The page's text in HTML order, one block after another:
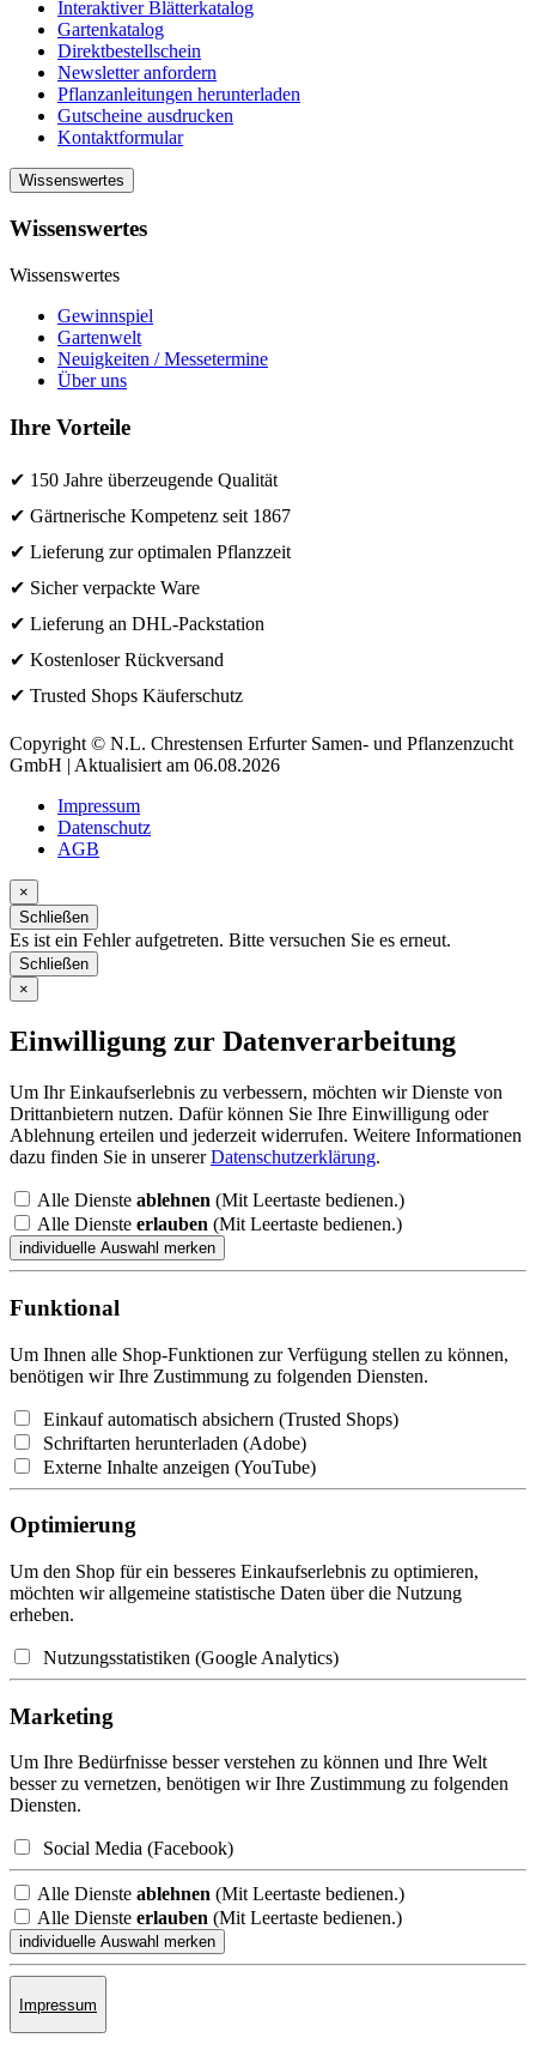
Interaktiver Blätterkatalog
Gartenkatalog
Direktbestellschein
Newsletter anfordern
Pflanzanleitungen herunterladen
Gutscheine ausdrucken
Kontaktformular
Wissenswertes
Wissenswertes
Wissenswertes
Gewinnspiel
Gartenwelt
Neuigkeiten / Messetermine
Über uns
Ihre Vorteile
✔ 150 Jahre überzeugende Qualität
✔ Gärtnerische Kompetenz seit 1867
✔ Lieferung zur optimalen Pflanzzeit
✔ Sicher verpackte Ware
✔ Lieferung an DHL-Packstation
✔ Kostenloser Rückversand
✔ Trusted Shops Käuferschutz
Copyright © N.L. Chrestensen Erfurter Samen- und Pflanzenzucht
GmbH | Aktualisiert am 06.08.2026
Impressum
Datenschutz
AGB
×
Schließen
Es ist ein Fehler aufgetreten. Bitte versuchen Sie es erneut.
Schließen
×
Einwilligung zur Datenverarbeitung
Um Ihr Einkaufserlebnis zu verbessern, möchten wir Dienste von
Drittanbietern nutzen. Dafür können Sie Ihre Einwilligung oder
Ablehnung erteilen und jederzeit widerrufen. Weitere Informationen
dazu finden Sie in unsererDatenschutzerklärung.
Alle Dienste ablehnen (Mit Leertaste bedienen.)
Alle Dienste erlauben (Mit Leertaste bedienen.)
Funktional
Um Ihnen alle Shop-Funktionen zur Verfügung stellen zu können,
benötigen wir Ihre Zustimmung zu folgenden Diensten.
Einkauf automatisch absichern (Trusted Shops)
Schriftarten herunterladen (Adobe)
Externe Inhalte anzeigen (YouTube)
Optimierung
Um den Shop für ein besseres Einkaufserlebnis zu optimieren,
möchten wir allgemeine statistische Daten über die Nutzung
erheben.
Nutzungsstatistiken (Google Analytics)
Marketing
Um Ihre Bedürfnisse besser verstehen zu können und Ihre Welt
besser zu vernetzen, benötigen wir Ihre Zustimmung zu folgenden
Diensten.
Social Media (Facebook)
Alle Dienste ablehnen (Mit Leertaste bedienen.)
Alle Dienste erlauben (Mit Leertaste bedienen.)
Impressum